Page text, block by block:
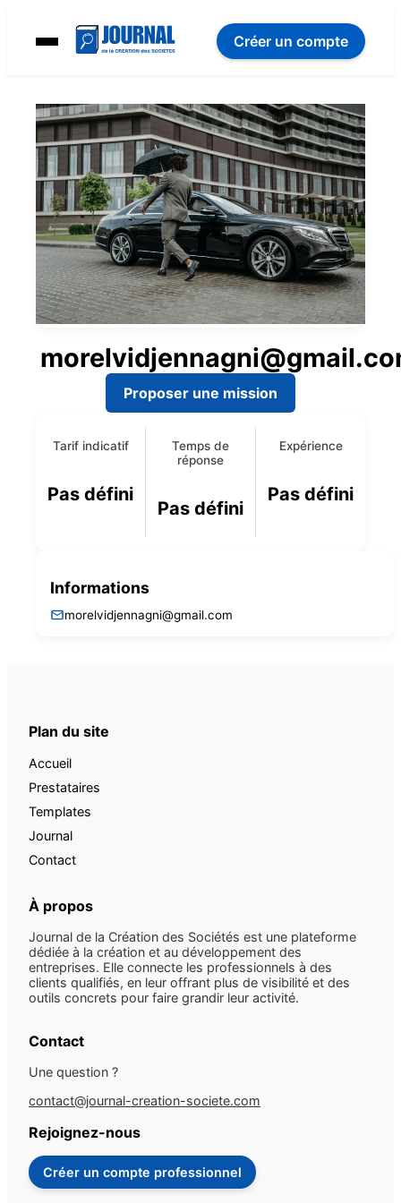
Créer un compte
Proposer une mission
Tarif indicatif
Pas défini
Temps de
réponse
Pas défini
Expérience
Pas défini
Informations
morelvidjennagni@gmail.com
Plan du site
Accueil
Prestataires
Templates
Journal
Contact
À propos
Journal de la Création des Sociétés est une plateforme
dédiée à la création et au développement des
entreprises. Elle connecte les professionnels à des
clients qualifiés, en leur offrant plus de visibilité et des
outils concrets pour faire grandir leur activité.
Contact
Une question ?
contact@journal-creation-societe.com
Rejoignez-nous
Créer un compte professionnel